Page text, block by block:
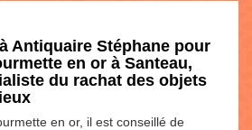
Antiquaire Stéphane pour
en or à Santeau,
du rachat des objets
en or, il est conseillé de